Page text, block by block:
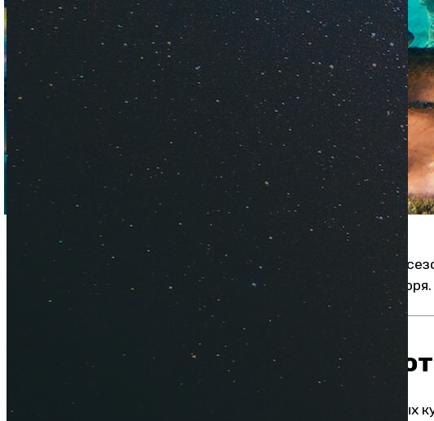
Рассказываем о погоде и
на побережье Красного
Когда лучше
Один из самых престижных